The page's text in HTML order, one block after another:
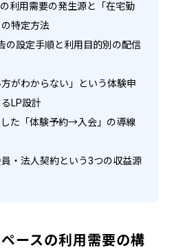
利用需要の発生源と「在宅勤
特定方法
の設定手順と利用目的別の配信
がわからない」という体験申
LP設計
した「体験予約→入会」の導線
・法人契約という3つの収益源
ースの利用需要の構